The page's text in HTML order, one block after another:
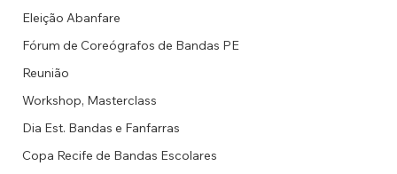
Eleição Abanfare
Fórum de Coreógrafos de Bandas PE
Reunião
Workshop, Masterclass
Dia Est. Bandas e Fanfarras
Copa Recife de Bandas Escolares